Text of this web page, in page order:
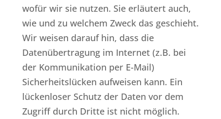
wofür wir sie nutzen. Sie erläutert auch,
wie und zu welchem Zweck das geschieht.
Wir weisen darauf hin, dass die
Datenübertragung im Internet (z.B. bei
der Kommunikation per E-Mail)
Sicherheitslücken aufweisen kann. Ein
lückenloser Schutz der Daten vor dem
Zugriff durch Dritte ist nicht möglich.